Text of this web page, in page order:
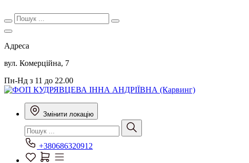
Адреса
вул. Комерційна, 7
Пн-Нд з 11 до 22.00
Змінити локацію
+380686320912